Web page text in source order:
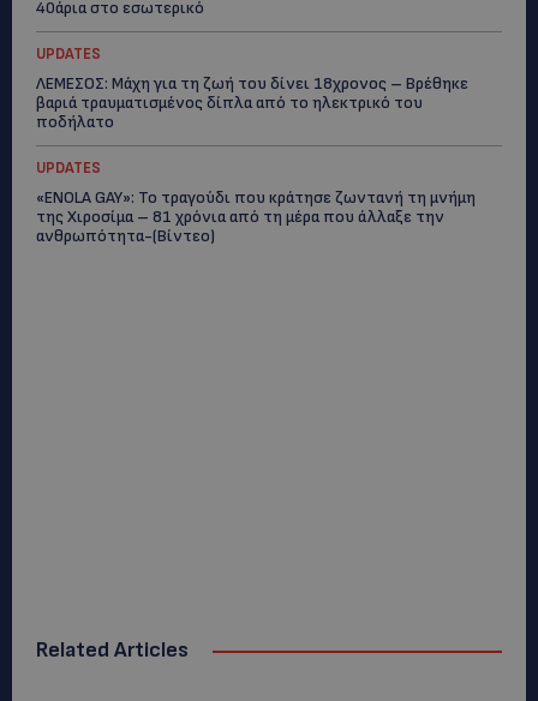
40άρια στο εσωτερικό
UPDATES
ΛΕΜΕΣΟΣ: Μάχη για τη ζωή του δίνει 18χρονος – Βρέθηκε
βαριά τραυματισμένος δίπλα από το ηλεκτρικό του
ποδήλατο
UPDATES
«ENOLA GAY»: Το τραγούδι που κράτησε ζωντανή τη μνήμη
της Χιροσίμα – 81 χρόνια από τη μέρα που άλλαξε την
ανθρωπότητα-(Bίντεο)
Related Articles